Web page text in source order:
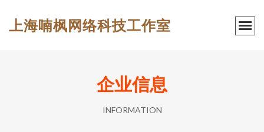
上海喃枫网络科技工作室
企业信息
INFORMATION